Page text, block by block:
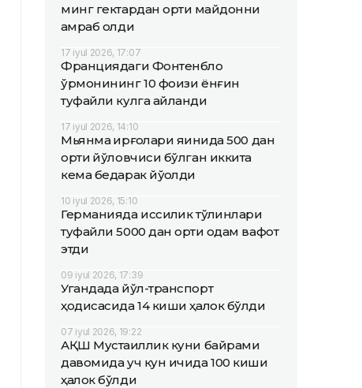
минг гектардан ортиқ майдонни
қамраб олди
17 iyul 2026, 17:07
Франциядаги Фонтенбло
ўрмонининг 10 фоизи ёнғин
туфайли кулга айланди
17 iyul 2026, 14:10
Мьянма қирғоқлари яқинида 500 дан
ортиқ йўловчиси бўлган иккита
кема бедарак йўқолди
10 iyul 2026, 15:10
Германияда иссиқлик тўлқинлари
туфайли 5000 дан ортиқ одам вафот
этди
09 iyul 2026, 17:39
Угандада йўл-транспорт
ҳодисасида 14 киши ҳалок бўлди
07 iyul 2026, 19:22
АҚШ Мустақиллик куни байрами
давомида уч кун ичида 100 киши
ҳалок бўлди